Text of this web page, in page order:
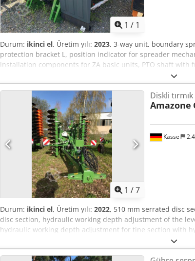
1 / 1
Durum: ikinci el, Üretim yılı: 2023, 3-way unit, boundary
protection bracket L, position indicator for spreader
installation components for ZA basic units, PTO shaft
1 /7
Kassel
Diskli tırmık
Amazone
Durum: ikinci el, Üretim yılı: 2022, 510 mm serrated disc
disc section, hydraulic working depth adjustment of the
hydraulic working depth adjustment for tine section with